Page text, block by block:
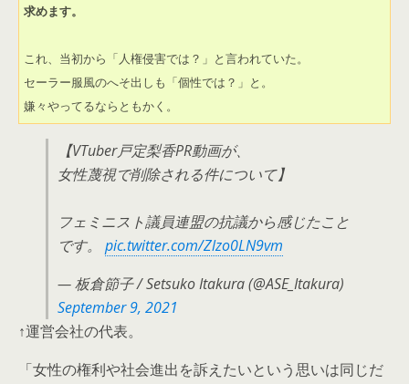
求めます。
これ、当初から「人権侵害では？」と言われていた。
セーラー服風のへそ出しも「個性では？」と。
嫌々やってるならともかく。
【VTuber戸定梨香PR動画が、
女性蔑視で削除される件について】
フェミニスト議員連盟の抗議から感じたこと
です。 pic.twitter.com/Zlzo0LN9vm
— 板倉節子 / Setsuko Itakura (@ASE_Itakura)
September 9, 2021
↑運営会社の代表。
「女性の権利や社会進出を訴えたいという思いは同じだ